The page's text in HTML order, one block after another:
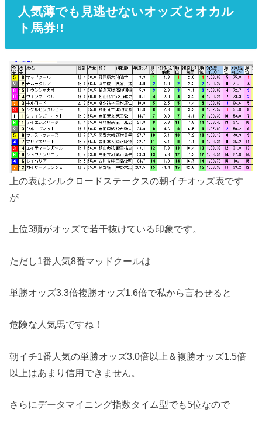
人気薄でも見逃せないオッズとオカル
ト馬券!!
上の表はシルクロードステークスの朝イチオッズ表です
が
上位3頭がオッズで若干抜けている印象です。
ただし1番人気8番マッドクールは
単勝オッズ3.3倍複勝オッズ1.6倍で私から言わせると
危険な人気馬ですね！
朝イチ1番人気の単勝オッズ3.0倍以上＆複勝オッズ1.5倍
以上はあまり信用できません。
さらにデータマイニング指数タイム型でも5位なので